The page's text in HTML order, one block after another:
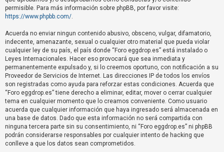
e
R
e
g
i
s
t
r
a
r
s
permisible. Para más información sobre phpBB, por favor visite:
https://www.phpbb.com/.
Acuerda no enviar ningun contenido abusivo, obsceno, vulgar, difamatorio,
indecente, amenazante, sexual o cualquier otro material que pueda violar
cualquier ley de su país, el país donde “Foro eggdrop.es” está instalado o
Leyes Internacionales. Hacer eso provocará que sea inmediata y
permanentemente expulsado y, si lo creemos oportuno, con notificación a su
Proveedor de Servicios de Internet. Las direcciones IP de todos los envíos
son registradas como ayuda para reforzar estas condiciones. Acuerda que
“Foro eggdrop.es” tiene derecho a eliminar, editar, mover o cerrar cualquier
tema en cualquier momento que lo creamos conveniente. Como usuario
acuerda que cualquier información que haya ingresado será almacenada en
una base de datos. Dado que esta información no será compartida con
ninguna tercera parte sin su consentimiento, ni “Foro eggdrop.es” ni phpBB
podrán considerarse responsables por cualquier intento de hacking que
conlleve a que los datos sean comprometidos.